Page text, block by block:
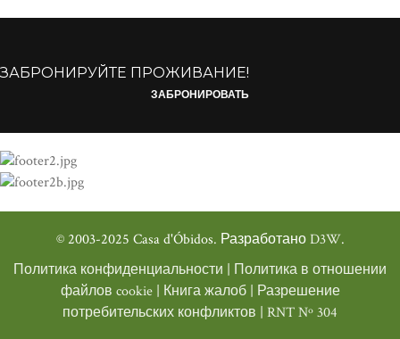
ЗАБРОНИРУЙТЕ ПРОЖИВАНИЕ!
ЗАБРОНИРОВАТЬ
© 2003-2025 Casa d'Óbidos. РазработаноD3W.
Политика конфиденциальности
Политика в отношении
файлов cookie| Книга жалоб| Разрешение
потребительских конфликтов
RNT Nº 304